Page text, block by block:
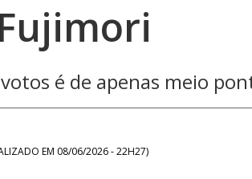
é de apenas meio
EM 08/06/2026 - 22H27)